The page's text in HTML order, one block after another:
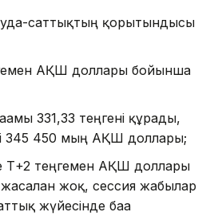
саттықтың қорытындысы
АҚШ доллары бойынша
331,33 теңгені құрады,
345 450 мың АҚШ доллары;
Т+2 теңгемен АҚШ доллары
жоқ, сессия жабылар
жүйесінде баға